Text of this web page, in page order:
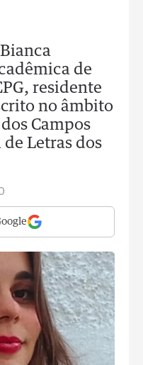
de
residente
no âmbito
Campos
Letras dos